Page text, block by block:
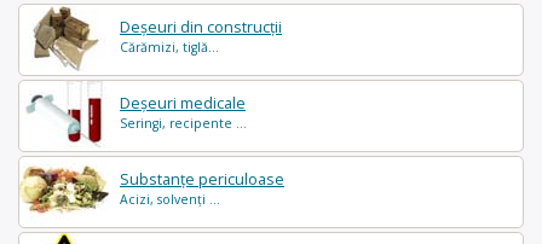
Deșeuri din construcții
Cărămizi, tiglă...
Deșeuri medicale
Seringi, recipente ...
Substanțe periculoase
Acizi, solvenți ...